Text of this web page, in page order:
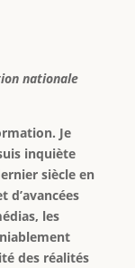
nationale
Je
inquiète
siècle en
d’avancées
les
des réalités